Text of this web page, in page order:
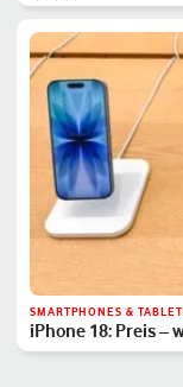
SMARTPHONES &
iPhone 18: Preis –